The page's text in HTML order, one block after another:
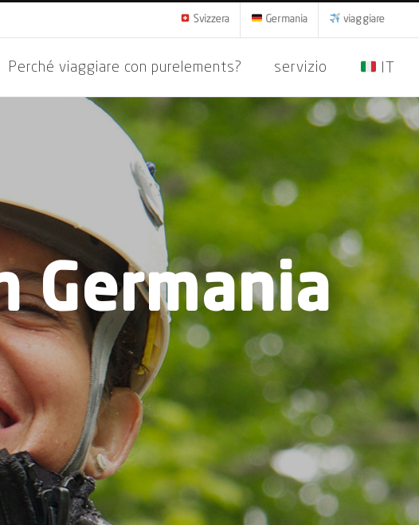
Svizzera Germania viaggiare
Perché viaggiare con purelements? servizio
Germania